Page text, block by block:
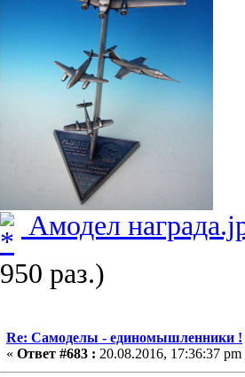
Амодел
950 раз.)
Re: Самоделы - единомышленники !
« Ответ #683 : 20.08.2016, 17:36:37 pm